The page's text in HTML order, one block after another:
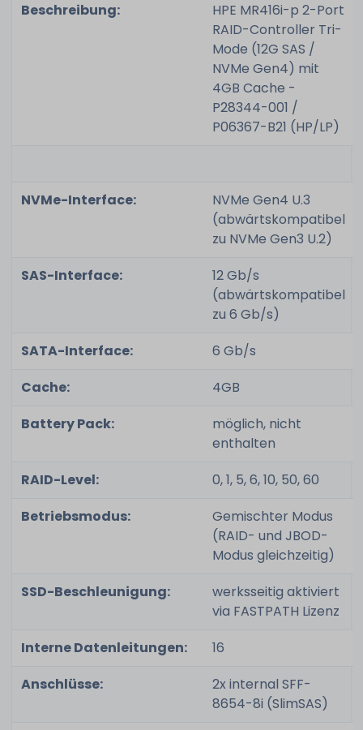
Beschreibung:
HPE MR416i-p 2-Port
RAID-Controller Tri-
Mode (12G SAS /
NVMe Gen4) mit
4GB Cache -
P28344-001 /
P06367-B21 (HP/LP)
NVMe-Interface:
NVMe Gen4 U.3
(abwärtskompatibel
zu NVMe Gen3 U.2)
SAS-Interface:
12 Gb/s
(abwärtskompatibel
zu 6 Gb/s)
SATA-Interface:
6 Gb/s
Cache:
4GB
Battery Pack:
möglich, nicht
enthalten
RAID-Level:
0, 1, 5, 6, 10, 50, 60
Betriebsmodus:
Gemischter Modus
(RAID- und JBOD-
Modus gleichzeitig)
SSD-Beschleunigung:
werksseitig aktiviert
via FASTPATH Lizenz
Interne Datenleitungen:
16
Anschlüsse:
2x internal SFF-
8654-8i (SlimSAS)